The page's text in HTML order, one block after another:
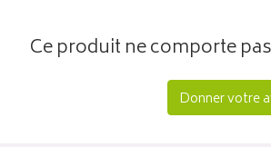
Ce produit ne comporte
Donner votre